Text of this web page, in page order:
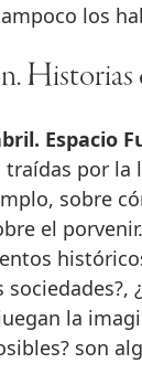
los
Espacio
por
sobre
el
la
son